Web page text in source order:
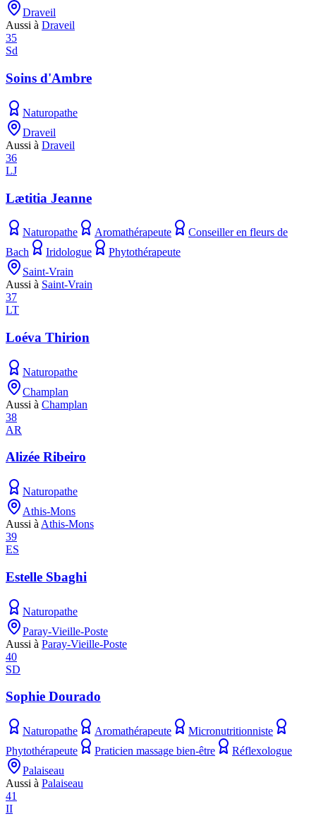
Draveil
Aussi à Draveil
35
Sd
Soins d'Ambre
Naturopathe
Draveil
Aussi à Draveil
36
LJ
Lætitia Jeanne
Naturopathe Aromathérapeute
Conseiller en fleurs de
Bach
Iridologue
Phytothérapeute
Saint-Vrain
Aussi à Saint-Vrain
37
LT
Loéva Thirion
Naturopathe
Champlan
Aussi à Champlan
38
AR
Alizée Ribeiro
Naturopathe
Athis-Mons
Aussi à Athis-Mons
39
ES
Estelle Sbaghi
Naturopathe
Paray-Vieille-Poste
Aussi à Paray-Vieille-Poste
40
SD
Sophie Dourado
Naturopathe Aromathérapeute
Micronutritionniste
Phytothérapeute
Praticien massage bien-être
Réflexologue
Palaiseau
Aussi à Palaiseau
41
II